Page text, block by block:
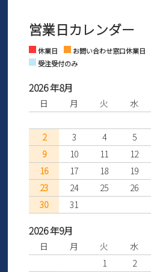
さい。
※土日祝はお問い合わせ窓口休業日と
Facebook Instagram
営業日カレンダー
休業日
お問い合わせ窓口休業日
受注受付のみ
2026 年8月
日 月 火 水
2
3 4 5
9
10 11 12
16
17 18 19
23
24 25 26
30
31
2026 年9月
日 月 火 水
1
2